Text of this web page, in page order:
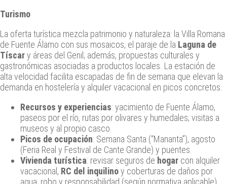
Turismo
La oferta turística mezcla patrimonio y naturaleza: la Villa Romana
de Fuente Álamo con sus mosaicos, el paraje de la Laguna de
Tíscary áreas del Genil; además, propuestas culturales y
gastronómicas asociadas a productos locales. La estación de
alta velocidad facilita escapadas de fin de semana que elevan la
demanda en hostelería y alquiler vacacional en picos concretos.
Recursos y experiencias: yacimiento de Fuente Álamo,
paseos por el río, rutas por olivares y humedales; visitas a
museos y al propio casco.
Picos de ocupación: Semana Santa (“Mananta”), agosto
(Feria Real y Festival de Cante Grande) y puentes.
Vivienda turística: revisar seguros de hogar con alquiler
vacacional, RC del inquilinoy coberturas de daños por
agua, robo y responsabilidad (según normativa aplicable).